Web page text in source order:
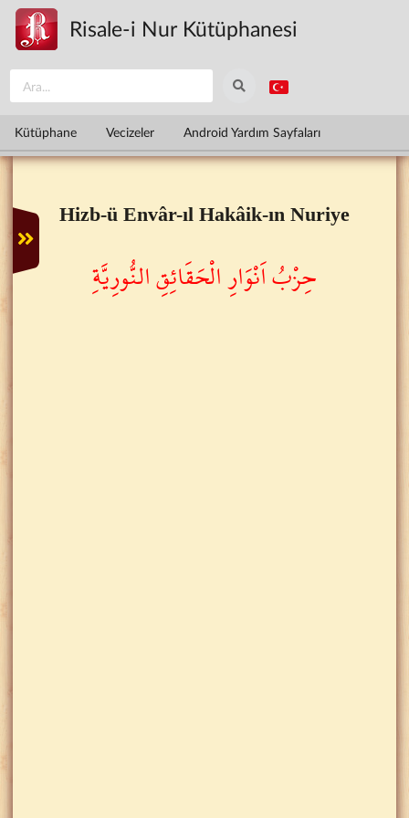
Ana içeriğe atla
Risale-i Nur Kütüphanesi
Kütüphane Vecizeler Android Yardım Sayfaları
Hizb-ü Envâr-ıl Hakâik-ın Nuriye
حِزْبُ اَنْوَارِ الْحَقَائِقِ النُّورِيَّةِ